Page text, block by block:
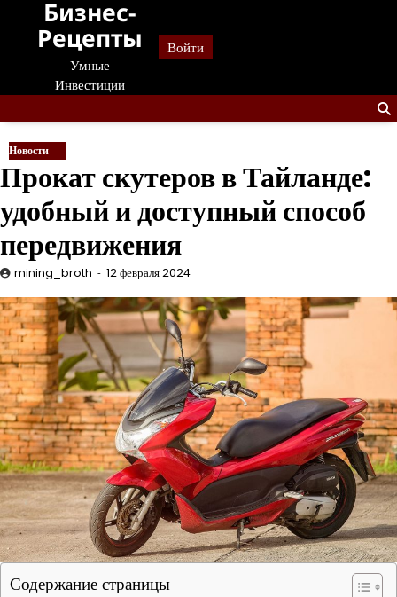
Перейти
содержанию
Бизнес-
Рецепты
Умные
Инвестиции
Войти
Новости
Прокат скутеров в Тайланде:
удобный и доступный способ
передвижения
mining_broth 12 февраля 2024
Содержание страницы